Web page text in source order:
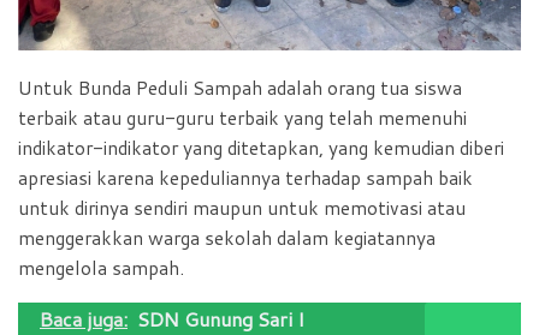
Untuk Bunda Peduli Sampah adalah orang tua siswa
terbaik atau guru-guru terbaik yang telah memenuhi
indikator-indikator yang ditetapkan, yang kemudian diberi
apresiasi karena kepeduliannya terhadap sampah baik
untuk dirinya sendiri maupun untuk memotivasi atau
menggerakkan warga sekolah dalam kegiatannya
mengelola sampah.
Baca juga: SDN Gunung Sari I